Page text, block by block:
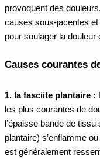
provoquent des
causes sous-jacentes
pour soulager la
Causes courantes
1. la fasciite plantaire :
les plus courantes de
l’épaisse bande de
plantaire) s’enflamme
est généralement